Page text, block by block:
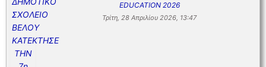
EDUCATION 2026
Τρίτη, 28 Απριλίου 2026, 13:47